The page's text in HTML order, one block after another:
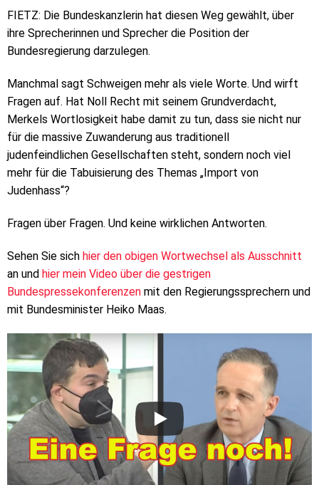
FIETZ: Die Bundeskanzlerin hat diesen Weg gewählt, über
ihre Sprecherinnen und Sprecher die Position der
Bundesregierung darzulegen.
Manchmal sagt Schweigen mehr als viele Worte. Und wirft
Fragen auf. Hat Noll Recht mit seinem Grundverdacht,
Merkels Wortlosigkeit habe damit zu tun, dass sie nicht nur
für die massive Zuwanderung aus traditionell
judenfeindlichen Gesellschaften steht, sondern noch viel
mehr für die Tabuisierung des Themas „Import von
Judenhass“?
Fragen über Fragen. Und keine wirklichen Antworten.
Sehen Sie sich hier den obigen Wortwechsel als Ausschnitt
an und hier mein Video über die gestrigen
Bundespressekonferenzen mit den Regierungssprechern und
mit Bundesminister Heiko Maas.